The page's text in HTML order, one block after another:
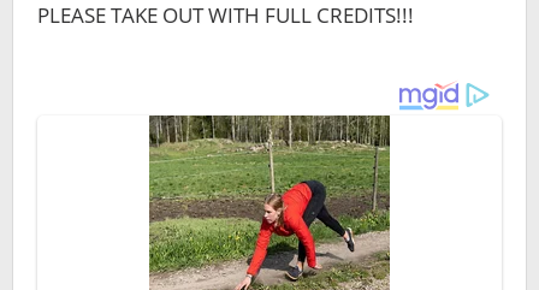
PLEASE TAKE OUT WITH FULL CREDITS!!!